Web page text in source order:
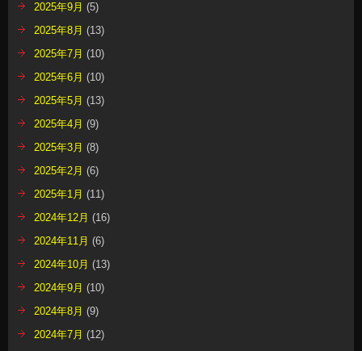
2025年9月 (5)
2025年8月 (13)
2025年7月 (10)
2025年6月 (10)
2025年5月 (13)
2025年4月 (9)
2025年3月 (8)
2025年2月 (6)
2025年1月 (11)
2024年12月 (16)
2024年11月 (6)
2024年10月 (13)
2024年9月 (10)
2024年8月 (9)
2024年7月 (12)